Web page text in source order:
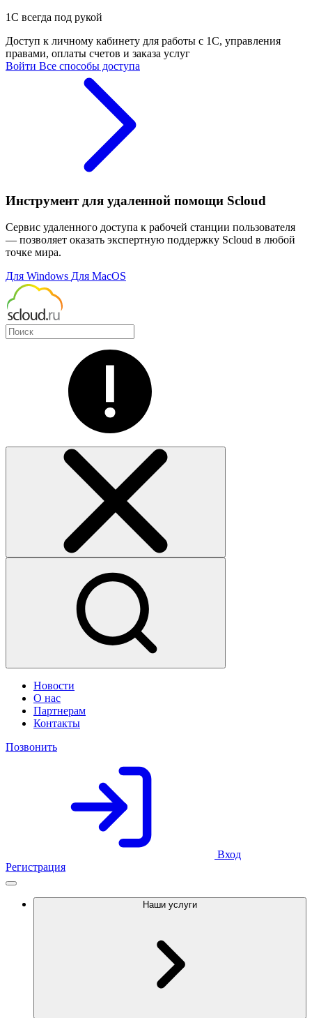
1С всегда под рукой
Доступ к личному кабинету для работы с 1С, управления
правами, оплаты счетов и заказа услуг
Войти Все способы доступа
Инструмент для удаленной помощи Scloud
Сервис удаленного доступа к рабочей станции пользователя
— позволяет оказать экспертную поддержку Scloud в любой
точке мира.
Для Windows Для MacOS
Новости
О нас
Партнерам
Контакты
Позвонить
Вход
Регистрация
Наши услуги